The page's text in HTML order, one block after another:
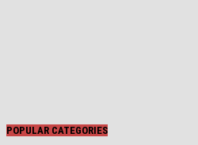
POPULAR CATEGORIES